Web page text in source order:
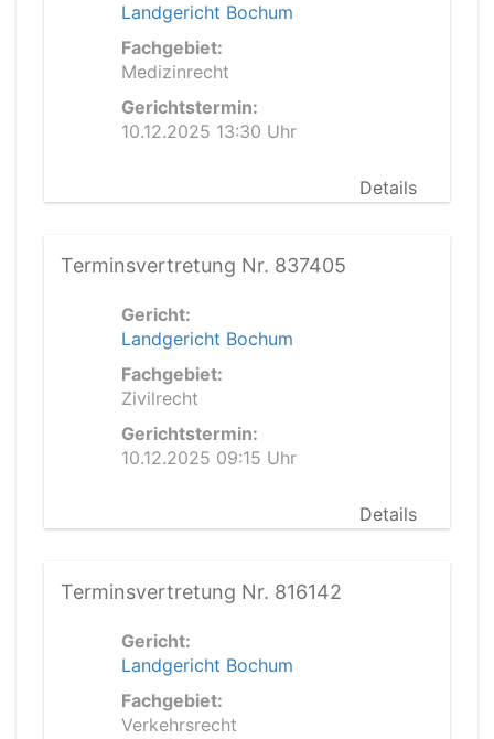
Landgericht Bochum
Fachgebiet:
Medizinrecht
Gerichtstermin:
10.12.2025 13:30 Uhr
Details
Terminsvertretung Nr. 837405
Gericht:
Landgericht Bochum
Fachgebiet:
Zivilrecht
Gerichtstermin:
10.12.2025 09:15 Uhr
Details
Terminsvertretung Nr. 816142
Gericht:
Landgericht Bochum
Fachgebiet:
Verkehrsrecht